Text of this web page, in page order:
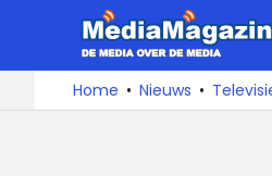
de
De
media
over
Home Nieuws